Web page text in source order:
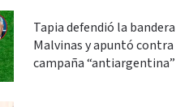
Tapia defendió la
Malvinas y apuntó contra
campaña “antiargentina”